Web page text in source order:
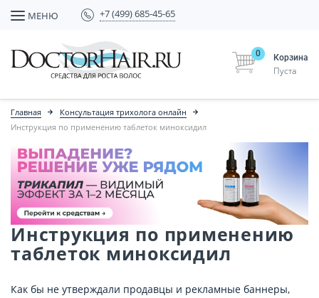
МЕНЮ +7 (499) 685-45-65
Корзина
0
Пуста
Главная
Консультация трихолога онлайн
Инструкция по применению таблеток миноксидил
Инструкция по применению
таблеток миноксидил
Как бы не утверждали продавцы и рекламные баннеры,